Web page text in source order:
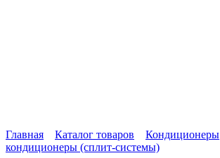
Главная Каталог товаров Кондиционеры
кондиционеры (сплит-системы)